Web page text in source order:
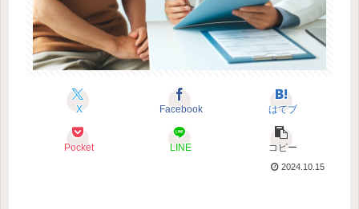
X Facebook はてブ
Pocket LINE コピー
2024.10.15